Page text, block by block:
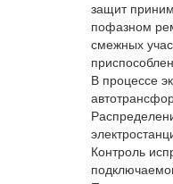
защит
пофазном
смежных
В процессе
Контроль